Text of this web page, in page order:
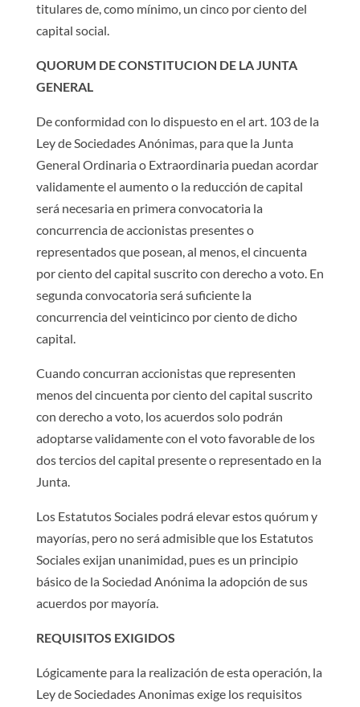
titulares de, como mínimo, un cinco por ciento del
capital social.
QUORUM DE CONSTITUCION DE LA JUNTA
GENERAL
De conformidad con lo dispuesto en el art. 103 de la
Ley de Sociedades Anónimas, para que la Junta
General Ordinaria o Extraordinaria puedan acordar
validamente el aumento o la reducción de capital
será necesaria en primera convocatoria la
concurrencia de accionistas presentes o
representados que posean, al menos, el cincuenta
por ciento del capital suscrito con derecho a voto. En
segunda convocatoria será suficiente la
concurrencia del veinticinco por ciento de dicho
capital.
Cuando concurran accionistas que representen
menos del cincuenta por ciento del capital suscrito
con derecho a voto, los acuerdos solo podrán
adoptarse validamente con el voto favorable de los
dos tercios del capital presente o representado en la
Junta.
Los Estatutos Sociales podrá elevar estos quórum y
mayorías, pero no será admisible que los Estatutos
Sociales exijan unanimidad, pues es un principio
básico de la Sociedad Anónima la adopción de sus
acuerdos por mayoría.
REQUISITOS EXIGIDOS
Lógicamente para la realización de esta operación, la
Ley de Sociedades Anonimas exige los requisitos